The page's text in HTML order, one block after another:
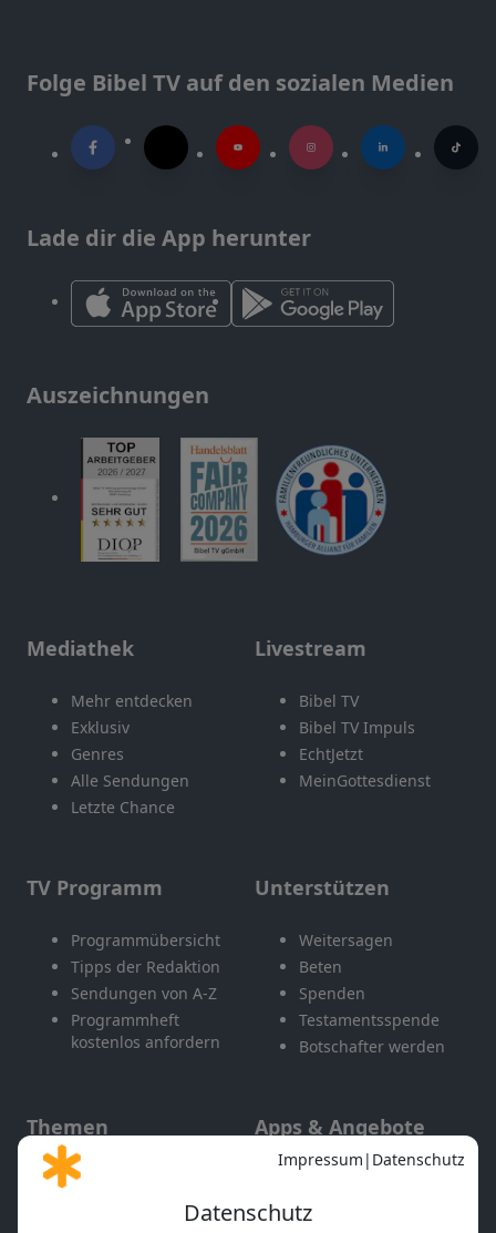
Folge Bibel TV auf den sozialen Medien
Lade dir die App herunter
Auszeichnungen
Mediathek
Mehr entdecken
Exklusiv
Genres
Alle Sendungen
Letzte Chance
Livestream
Bibel TV
Bibel TV Impuls
EchtJetzt
MeinGottesdienst
TV Programm
Programmübersicht
Tipps der Redaktion
Sendungen von A-Z
Programmheft
kostenlos anfordern
Unterstützen
Weitersagen
Beten
Spenden
Testamentsspende
Botschafter werden
Themen
Gott und Bibel erklärt
Apps & Angebote
Mobile App